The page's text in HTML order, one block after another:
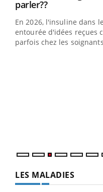
parler??Youtube
En 2026, l'insuline dans
entourée d'idées reçues
parfois chez les
LES MALADIES